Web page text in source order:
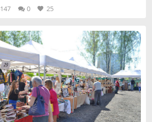
0 25